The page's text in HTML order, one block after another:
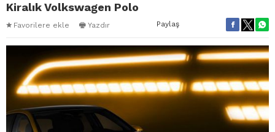
Kiralık Volkswagen Polo
Favorilere ekle Yazdır Paylaş